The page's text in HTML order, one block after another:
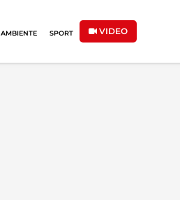
AMBIENTE SPORT VIDEO